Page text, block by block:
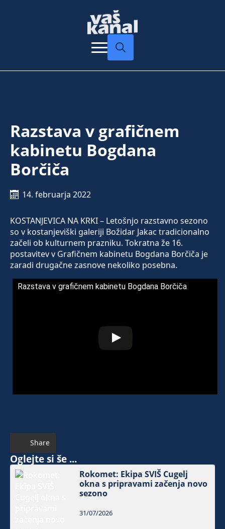
Razstava v grafičnem
kabinetu Bogdana
Borčiča
14. februarja 2022
KOSTANJEVICA NA KRKI – Letošnjo razstavno sezono
so v kostanjeviški galeriji Božidar Jakac tradicionalno
začeli ob kulturnem prazniku. Tokratna že 16.
postavitev v Grafičnem kabinetu Bogdana Borčiča je
zaradi drugačne zasnove nekoliko posebna.
Razstava v grafičnem kabinetu Bogdana Borčiča
Share
Oglejte si še ...
Rokomet: Ekipa SVIŠ Cugelj
okna s pripravami začenja novo
sezono
31/07/2026